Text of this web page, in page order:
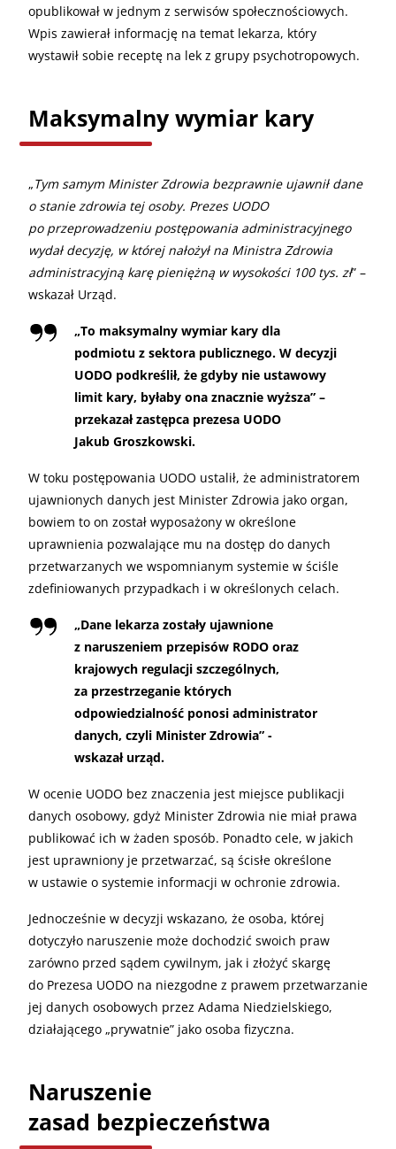
opublikował w jednym z serwisów społecznościowych.
Wpis zawierał informację na temat lekarza, który
wystawił sobie receptę na lek z grupy psychotropowych.
Maksymalny wymiar kary
„Tym samym Minister Zdrowia bezprawnie ujawnił dane
o stanie zdrowia tej osoby. Prezes UODO
po przeprowadzeniu postępowania administracyjnego
wydał decyzję, w której nałożył na Ministra Zdrowia
administracyjną karę pieniężną w wysokości 100 tys. zł” –
wskazał Urząd.
„To maksymalny wymiar kary dla
podmiotu z sektora publicznego. W decyzji
UODO podkreślił, że gdyby nie ustawowy
limit kary, byłaby ona znacznie wyższa” –
przekazał zastępca prezesa UODO
Jakub Groszkowski.
W toku postępowania UODO ustalił, że administratorem
ujawnionych danych jest Minister Zdrowia jako organ,
bowiem to on został wyposażony w określone
uprawnienia pozwalające mu na dostęp do danych
przetwarzanych we wspomnianym systemie w ściśle
zdefiniowanych przypadkach i w określonych celach.
„Dane lekarza zostały ujawnione
z naruszeniem przepisów RODO oraz
krajowych regulacji szczególnych,
za przestrzeganie których
odpowiedzialność ponosi administrator
danych, czyli Minister Zdrowia” -
wskazał urząd.
W ocenie UODO bez znaczenia jest miejsce publikacji
danych osobowy, gdyż Minister Zdrowia nie miał prawa
publikować ich w żaden sposób. Ponadto cele, w jakich
jest uprawniony je przetwarzać, są ścisłe określone
w ustawie o systemie informacji w ochronie zdrowia.
Jednocześnie w decyzji wskazano, że osoba, której
dotyczyło naruszenie może dochodzić swoich praw
zarówno przed sądem cywilnym, jak i złożyć skargę
do Prezesa UODO na niezgodne z prawem przetwarzanie
jej danych osobowych przez Adama Niedzielskiego,
działającego „prywatnie” jako osoba fizyczna.
Naruszenie
zasad bezpieczeństwa